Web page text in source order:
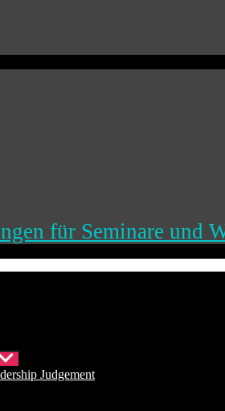
für Seminare und
Judgement